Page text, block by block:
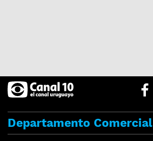
Departamento Comercial